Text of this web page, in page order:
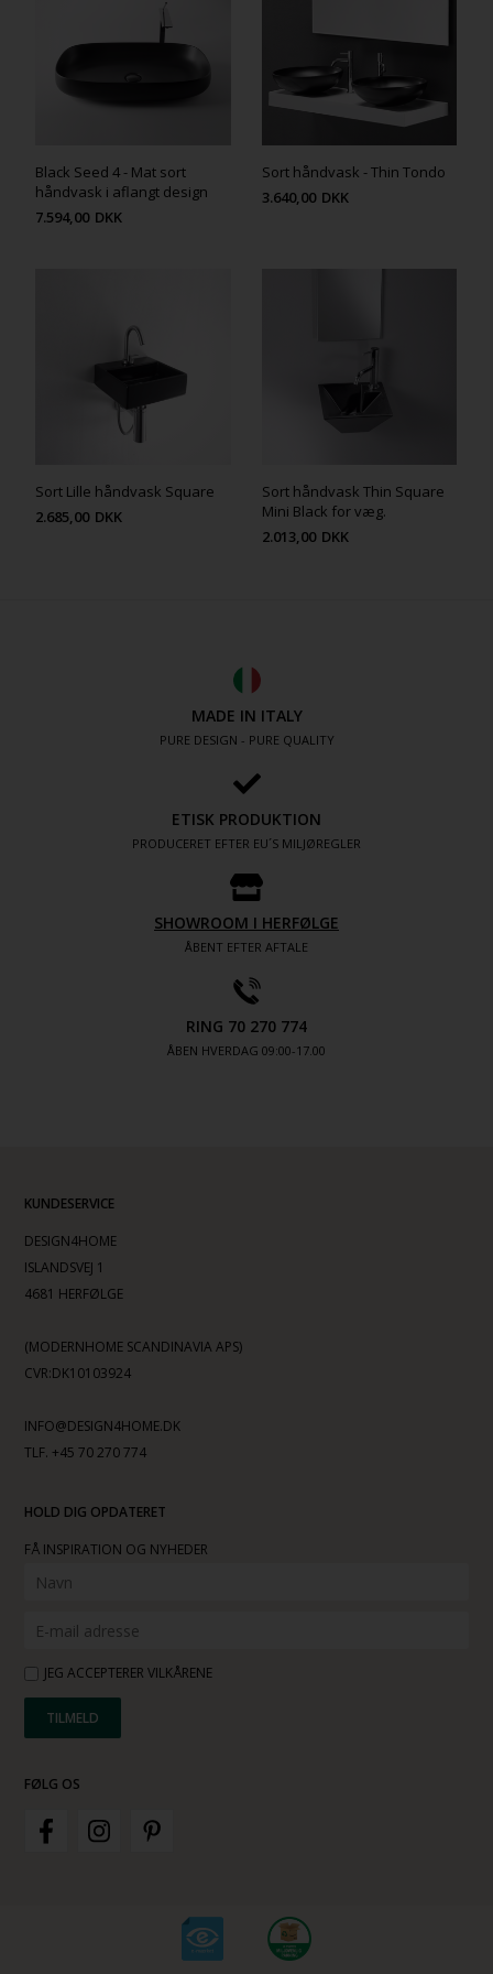
Black Seed 4 - Mat sort
håndvask i aflangt design
7.594,00 DKK
Sort håndvask - Thin Tondo
3.640,00 DKK
Sort Lille håndvask Square
2.685,00 DKK
Sort håndvask Thin Square
Mini Black for væg.
2.013,00 DKK
MADE IN ITALY
PURE DESIGN - PURE QUALITY
ETISK PRODUKTION
PRODUCERET EFTER EU´S MILJØREGLER
SHOWROOM I HERFØLGE
ÅBENT EFTER AFTALE
RING 70 270 774
ÅBEN HVERDAG 09:00-17.00
KUNDESERVICE
DESIGN4HOME
ISLANDSVEJ 1
4681 HERFØLGE
(MODERNHOME SCANDINAVIA APS)
CVR:DK10103924
INFO@DESIGN4HOME.DK
TLF. +45 70 270 774
HOLD DIG OPDATERET
FÅ INSPIRATION OG NYHEDER
JEG ACCEPTERER VILKÅRENE
FØLG OS